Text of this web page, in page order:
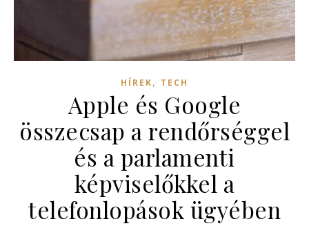
HÍREK, TECH
Apple és Google
összecsap a rendőrséggel
és a parlamenti
képviselőkkel a
telefonlopások ügyében